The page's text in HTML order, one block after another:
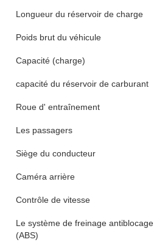
Longueur du réservoir de charge
Poids brut du véhicule
Capacité (charge)
capacité du réservoir de carburant
Roue d' entraînement
Les passagers
Siège du conducteur
Caméra arrière
Contrôle de vitesse
Le système de freinage antiblocage
(ABS)